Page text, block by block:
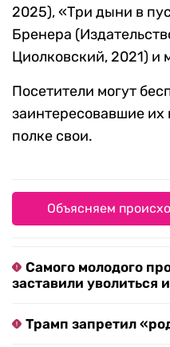
2025), «Три дыни в
Бренера
Циолковский, 2021) и
Посетители могут
заинтересовавшие их
полке свои.
Объясняем
Самого молодого
заставили уволиться
Трамп запретил